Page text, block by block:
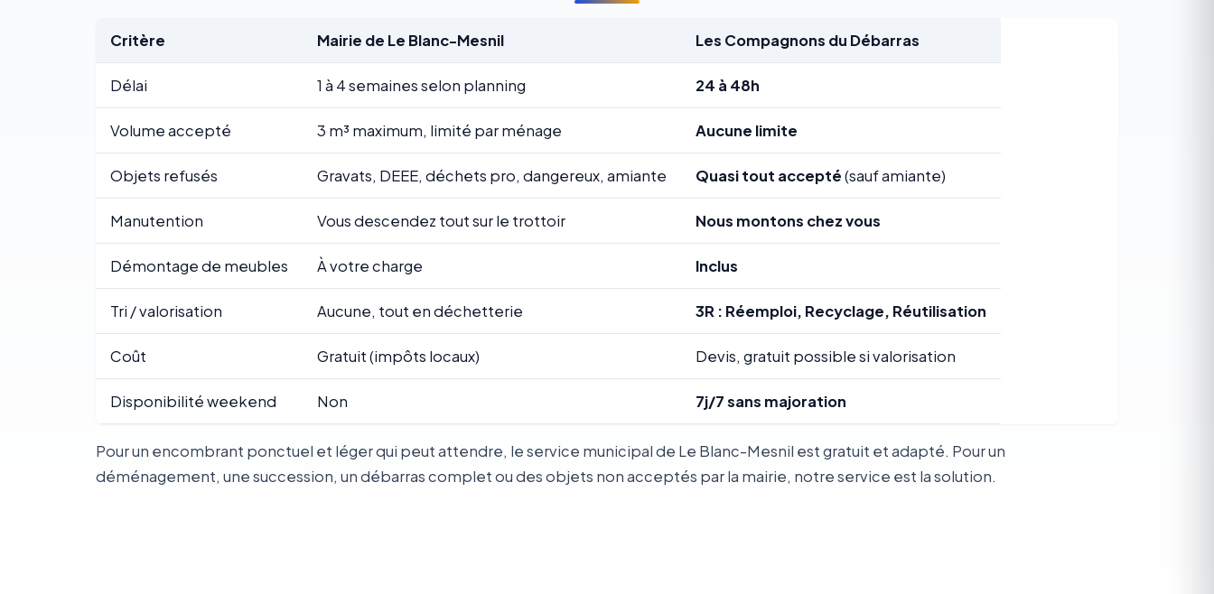
Critère Mairie de Le Blanc-Mesnil Les Compagnons du Débarras
Délai 1 à 4 semaines selon planning 24 à 48h
Volume accepté 3 m³ maximum, limité par ménage Aucune limite
Objets refusés Gravats, DEEE, déchets pro, dangereux, amiante Quasi tout accepté(sauf amiante)
Manutention Vous descendez tout sur le trottoir Nous montons chez vous
Démontage de meubles À votre charge Inclus
Tri / valorisation Aucune, tout en déchetterie 3R : Réemploi, Recyclage, Réutilisation
Coût Gratuit (impôts locaux) Devis, gratuit possible si valorisation
Disponibilité weekend Non 7j/7 sans majoration
Pour un encombrant ponctuel et léger qui peut attendre, le service municipal de Le Blanc-Mesnil est gratuit et adapté. Pour un
déménagement, une succession, un débarras complet ou des objets non acceptés par la mairie, notre service est la solution.